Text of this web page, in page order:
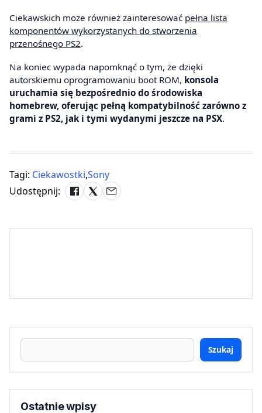
Ciekawskich może również zainteresować pełna lista
komponentów wykorzystanych do stworzenia
przenośnego PS2.
Na koniec wypada napomknąć o tym, że dzięki
autorskiemu oprogramowaniu boot ROM, konsola
uruchamia się bezpośrednio do środowiska
homebrew, oferując pełną kompatybilność zarówno z
grami z PS2, jak i tymi wydanymi jeszcze na PSX.
Tagi: Ciekawostki,Sony
Udostępnij:
Szukaj
Ostatnie wpisy